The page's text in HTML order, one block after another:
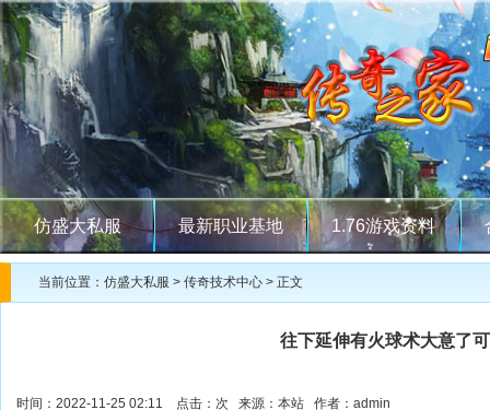
仿盛大私服 最新职业基地 1.76游戏资料
当前位置： 仿盛大私服 > 传奇技术中心 > 正文
往下延伸有火球术大意了
时间：2022-11-25 02:11 点击： 次 来源：本站 作者：admin